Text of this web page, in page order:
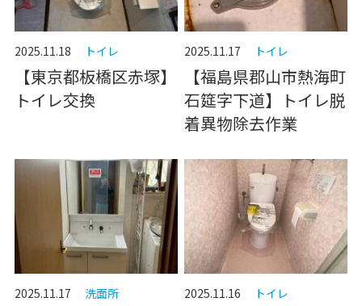
2025.11.18 トイレ
【東京都板橋区赤塚】
トイレ交換
2025.11.17 トイレ
【福島県郡山市熱海町
石筵字下道】トイレ脱
着異物除去作業
2025.11.17 洗面所 2025.11.16 トイレ